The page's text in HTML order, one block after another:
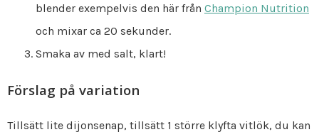
blender exempelvis den här från Champion Nutrition
och mixar ca 20 sekunder.
Smaka av med salt, klart!
Förslag på variation
Tillsätt lite dijonsenap, tillsätt 1 större klyfta vitlök, du kan